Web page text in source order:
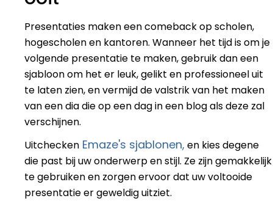
Presentaties maken een comeback op scholen,
hogescholen en kantoren. Wanneer het tijd is om je
volgende presentatie te maken, gebruik dan een
sjabloon om het er leuk, gelikt en professioneel uit
te laten zien, en vermijd de valstrik van het maken
van een dia die op een dag in een blog als deze zal
verschijnen.
Uitchecken Emaze's sjablonen, en kies degene
die past bij uw onderwerp en stijl. Ze zijn gemakkelijk
te gebruiken en zorgen ervoor dat uw voltooide
presentatie er geweldig uitziet.